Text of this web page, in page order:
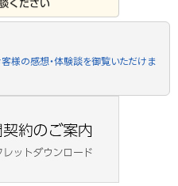
様の感想・体験談を御覧いただけま